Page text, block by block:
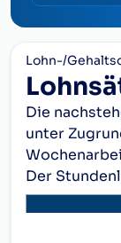
Lohn-/
Die
unter
Der